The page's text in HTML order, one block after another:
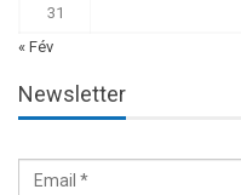
31
« Fév
Newsletter